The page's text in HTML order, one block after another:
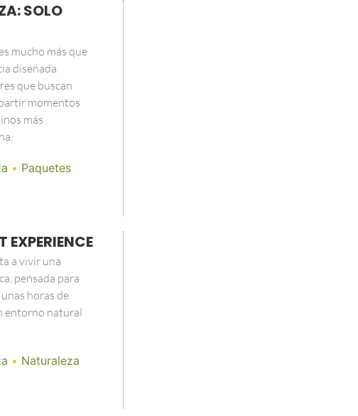
SOLO
mucho más que
diseñada
que buscan
momentos
más
• Paquetes
EXPERIENCE
a vivir una
pensada para
horas de
entorno natural
• Naturaleza